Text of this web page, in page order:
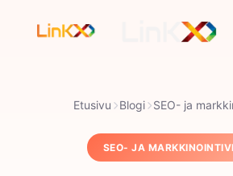
Etusivu Blogi SEO- ja
SEO- JA